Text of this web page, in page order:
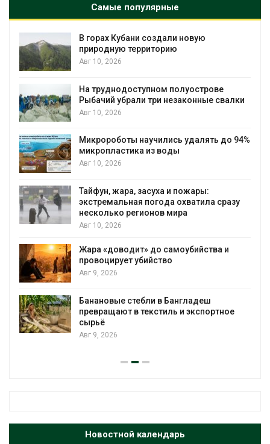
Самые популярные
В горах Кубани создали новую
природную территорию
Авг 10, 2026
На труднодоступном полуострове
Рыбачий убрали три незаконные свалки
Авг 10, 2026
Микророботы научились удалять до 94%
микропластика из воды
Авг 10, 2026
Тайфун, жара, засуха и пожары:
экстремальная погода охватила сразу
несколько регионов мира
Авг 10, 2026
Жара «доводит» до самоубийства и
провоцирует убийство
Авг 9, 2026
Банановые стебли в Бангладеш
превращают в текстиль и экспортное
сырьё
Авг 9, 2026
Новостной календарь